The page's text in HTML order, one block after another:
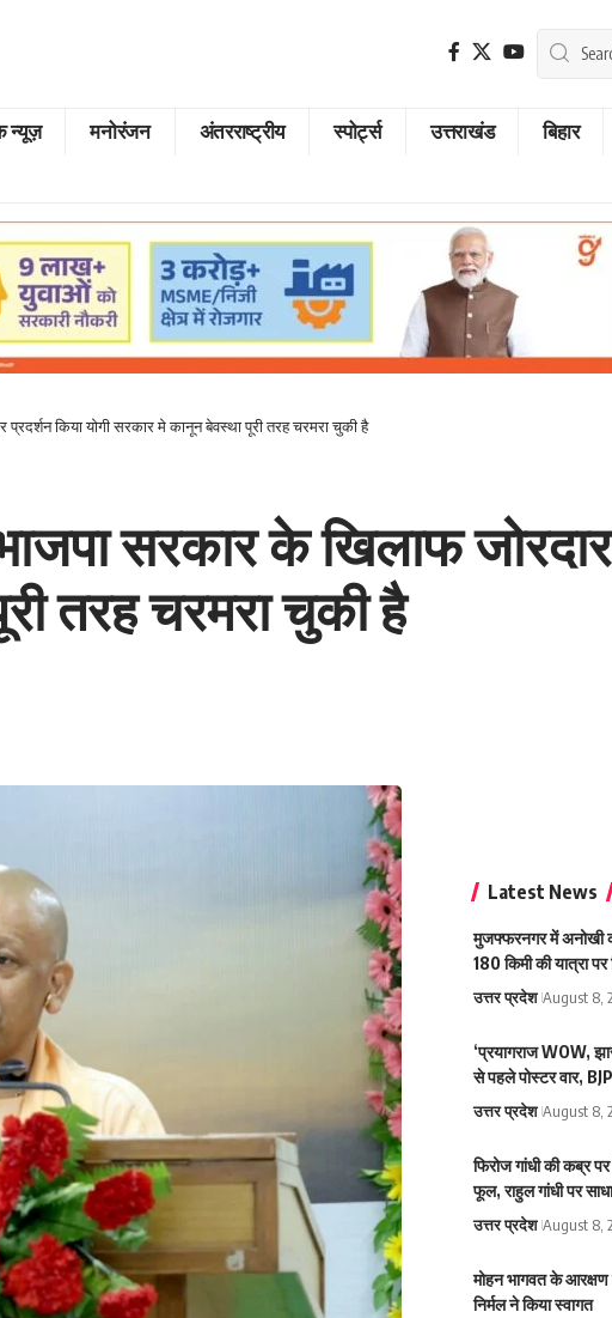
न्यूज़ मनोरंजन अंतरराष्ट्रीय स्पोर्ट्स उत्तराखंड बिहार
किया योगी सरकार मे कानून बेवस्था पूरी तरह चरमरा चुकी है
सरकार के खिलाफ
तरह चरमरा चुकी है
Latest News
मुजफ्फरनगर में अनोखी
180 किमी की यात्रा
उत्तर प्रदेश August 8,
‘प्रयागराज WOW,
से पहले पोस्टर वार,
उत्तर प्रदेश August 8,
फिरोज गांधी की कब्र पर
फूल, राहुल गांधी पर
उत्तर प्रदेश August 8,
मोहन भागवत के आरक्षण
निर्मल ने किया स्वागत